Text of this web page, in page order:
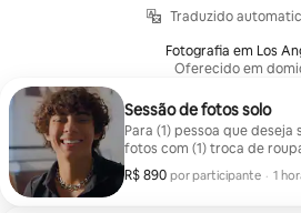
Traduzido
Fotografia em Los
Oferecido em
Sessão de fotos solo
Para (1) pessoa que deseja
fotos com (1) troca de
profissional (as fotos são
R$ 890 por participante
R$ 890 por participante
, · 1